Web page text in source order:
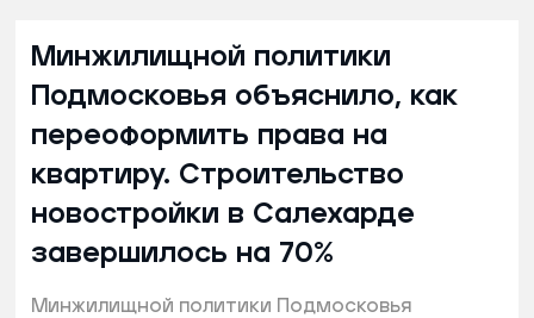
Минжилищной политики
Подмосковья объяснило, как
переоформить права на
квартиру. Строительство
новостройки в Салехарде
завершилось на 70%
Минжилищной политики Подмосковья